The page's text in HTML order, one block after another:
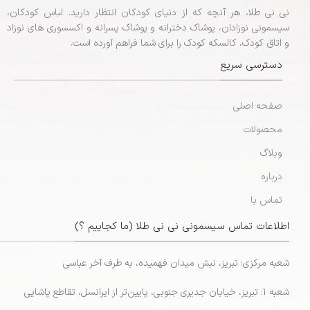
نی نی طلا، هر آنچه که از دنیای کودکان انتظار دارید. لباس کودکان،
سیسمونی نوزادان، پوشاک دخترانه و پوشاک پسرانه و اکسسوری های نوزاد
و اتاق کودک، کالسکه کودک را برای شما فراهم آورده است.
دسترسی سریع
صفحه اصلی
محصولات
وبلاگ
درباره
تماس با
اطلاعات تماس سیسمونی نی نی طلا (ما کجاییم ؟)
شعبه مرکزی: تبریز، نبش میدان فهمیده، به طرف آخر عباسی
شعبه 1: تبریز، خیابان جدیری جنوبی، پایین‌تر از ایرانسل، تقاطع پاشایی